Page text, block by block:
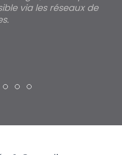
via les réseaux de